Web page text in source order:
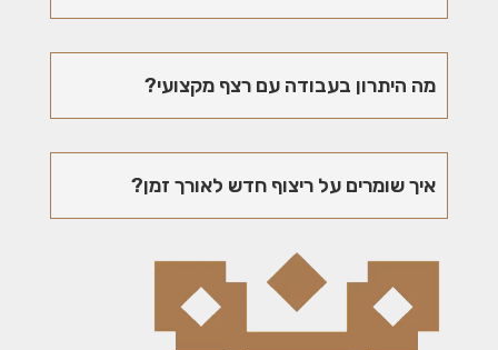
מה היתרון בעבודה עם רצף מקצועי?
איך שומרים על ריצוף חדש לאורך זמן?